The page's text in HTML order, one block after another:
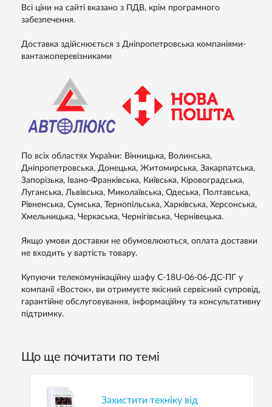
Всі ціни на сайті вказано з ПДВ, крім програмного
забезпечення.
Доставка здійснюється з Дніпропетровська компаніями-
вантажоперевізниками
По всіх областях України: Вінницька, Волинська,
Дніпропетровська, Донецька, Житомирська, Закарпатська,
Запорізька, Івано-Франківська, Київська, Кіровоградська,
Луганська, Львівська, Миколаївська, Одеська, Полтавська,
Рівненська, Сумська, Тернопільська, Харківська, Херсонська,
Хмельницька, Черкаська, Чернігівська, Чернівецька.
Якщо умови доставки не обумовлюються, оплата доставки
не входить у вартість товару.
Купуючи телекомунікаційну шафу С-18U-06-06-ДС-ПГ у
компанії «Восток», ви отримуєте якісний сервісний супровід,
гарантійне обслуговування, інформаційну та консультативну
підтримку.
Що ще почитати по темі
Захистити техніку від